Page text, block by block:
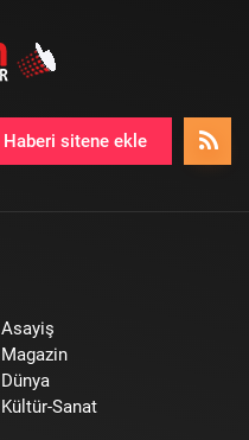
Haberi sitene ekle
Asayiş
Magazin
Dünya
Kültür-Sanat